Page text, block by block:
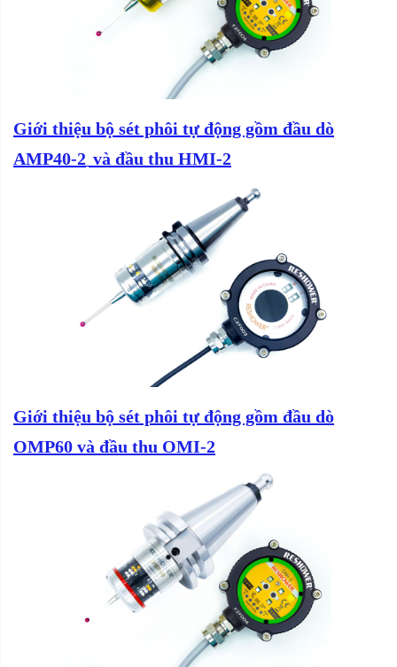
Giới thiệu bộ sét phôi tự động gồm đầu dò
AMP40-2 và đầu thu HMI-2
Giới thiệu bộ sét phôi tự động gồm đầu dò
OMP60 và đầu thu OMI-2